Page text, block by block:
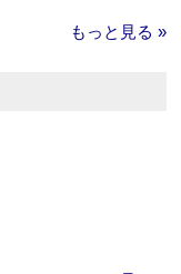
もっと見る »